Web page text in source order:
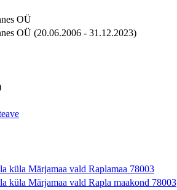
OÜ
OÜ (20.06.2006 - 31.12.2023)
küla Märjamaa vald Raplamaa 78003
küla Märjamaa vald Rapla maakond 78003